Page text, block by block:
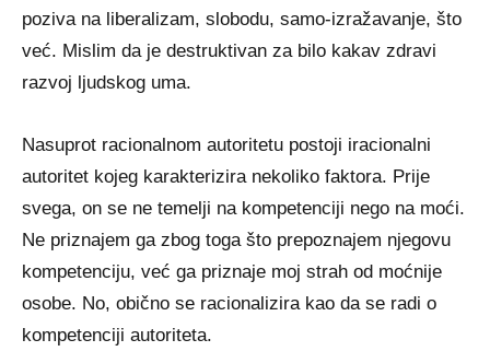
poziva na liberalizam, slobodu, samo-izražavanje, što
već. Mislim da je destruktivan za bilo kakav zdravi
razvoj ljudskog uma.
Nasuprot racionalnom autoritetu postoji iracionalni
autoritet kojeg karakterizira nekoliko faktora. Prije
svega, on se ne temelji na kompetenciji nego na moći.
Ne priznajem ga zbog toga što prepoznajem njegovu
kompetenciju, već ga priznaje moj strah od moćnije
osobe. No, obično se racionalizira kao da se radi o
kompetenciji autoriteta.